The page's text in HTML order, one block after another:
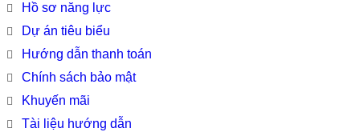
Hồ sơ năng lực
Dự án tiêu biểu
Hướng dẫn thanh toán
Chính sách bảo mật
Khuyến mãi
Tài liệu hướng dẫn